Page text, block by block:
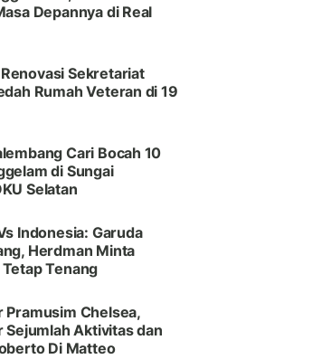
Depannya di Real
Sekretariat
Rumah Veteran di 19
Cari Bocah 10
di Sungai
Selatan
Indonesia: Garuda
Herdman Minta
Tenang
Pramusim Chelsea,
Sejumlah Aktivitas dan
Di Matteo